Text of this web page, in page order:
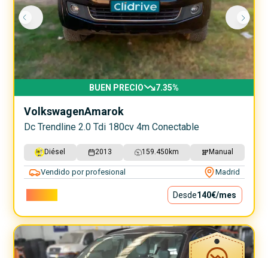
BUEN PRECIO 7.35%
VolkswagenAmarok
Dc Trendline 2.0 Tdi 180cv 4m Conectable
Diésel 2013 159.450 km Manual
Vendido por profesional Madrid
Desde140€/mes